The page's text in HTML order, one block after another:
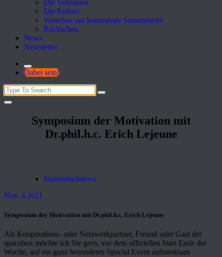
Die Veteranen
Die Partner
Vorschau auf kommende Stammtische
Rückschau
News
Newsletter
Dabei sein!
Search
for:
Symposium der Motivation mit
Dr.phil.h.c. Erich Lejeune
Stammtischnews
Nov. 4 2011
Symposium der Motivation mit Dr.phil.h.c. Erich Lejeune
Als Kooperations- oder Netzwerkpartner, Freund oder Gast der
spacebox möchte ich Sie gern, vor dem offiziellen Start Ende der
Woche, auf ein ganz besonderes Special Event aufmerksam